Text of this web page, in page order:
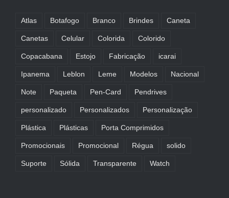
Atlas Botafogo Branco Brindes Caneta
Canetas Celular Colorida Colorido
Copacabana Estojo Fabricação icarai
Ipanema Leblon Leme Modelos Nacional
Note Paqueta Pen-Card Pendrives
personalizado Personalizados Personalização
Plástica Plásticas Porta Comprimidos
Promocionais Promocional Régua solido
Suporte Sólida Transparente Watch